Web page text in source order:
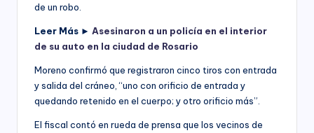
de un robo.
Leer Más ► Asesinaron a un policía en el interior
de su auto en la ciudad de Rosario
Moreno confirmó que registraron cinco tiros con entrada
y salida del cráneo, “uno con orificio de entrada y
quedando retenido en el cuerpo; y otro orificio más”.
El fiscal contó en rueda de prensa que los vecinos de